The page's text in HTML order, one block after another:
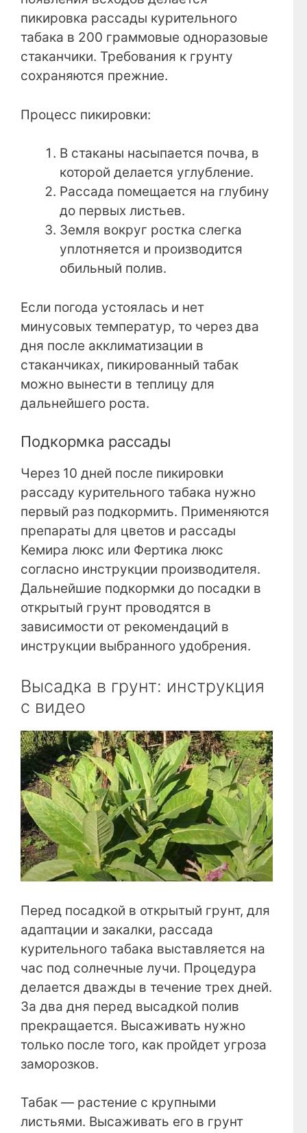
пикировка рассады курительного
табака в 200 граммовые одноразовые
стаканчики. Требования к грунту
сохраняются прежние.
Процесс пикировки:
В стаканы насыпается почва, в
которой делается углубление.
Рассада помещается на глубину
до первых листьев.
Земля вокруг ростка слегка
уплотняется и производится
обильный полив.
Если погода устоялась и нет
минусовых температур, то через два
дня после акклиматизации в
стаканчиках, пикированный табак
можно вынести в теплицу для
дальнейшего роста.
Подкормка рассады
Через 10 дней после пикировки
рассаду курительного табака нужно
первый раз подкормить. Применяются
препараты для цветов и рассады
Кемира люкс или Фертика люкс
согласно инструкции производителя.
Дальнейшие подкормки до посадки в
открытый грунт проводятся в
зависимости от рекомендаций в
инструкции выбранного удобрения.
Высадка в грунт: инструкция
с видео
Перед посадкой в открытый грунт, для
адаптации и закалки, рассада
курительного табака выставляется на
час под солнечные лучи. Процедура
делается дважды в течение трех дней.
За два дня перед высадкой полив
прекращается. Высаживать нужно
только после того, как пройдет угроза
заморозков.
Табак — растение с крупными
листьями. Высаживать его в грунт